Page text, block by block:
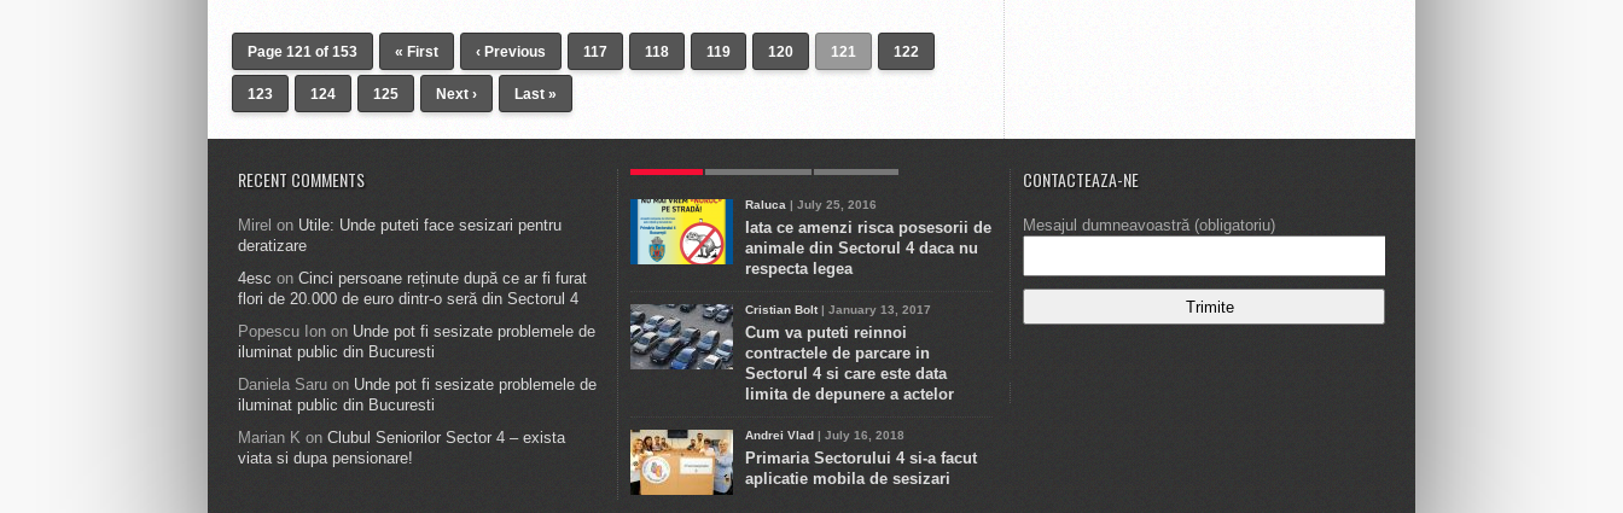
Page 121 of 153 « First ‹ Previous 117 118 119 120 121 122
123 124 125 Next › Last »
RECENT COMMENTS
Mirel on Utile: Unde puteti face sesizari pentru
deratizare
4esc on Cinci persoane reținute după ce ar fi furat
flori de 20.000 de euro dintr-o seră din Sectorul 4
Popescu Ion on Unde pot fi sesizate problemele de
iluminat public din Bucuresti
Daniela Saru on Unde pot fi sesizate problemele de
iluminat public din Bucuresti
Marian K on Clubul Seniorilor Sector 4 – exista
viata si dupa pensionare!
Raluca | July 25, 2016
Iata ce amenzi risca posesorii de
animale din Sectorul 4 daca nu
respecta legea
Cristian Bolt| January 13, 2017
Cum va puteti reinnoi
contractele de parcare in
Sectorul 4 si care este data
limita de depunere a actelor
Andrei Vlad | July 16, 2018
Primaria Sectorului 4 si-a facut
aplicatie mobila de sesizari
CONTACTEAZA-NE
Mesajul dumneavoastră (obligatoriu)